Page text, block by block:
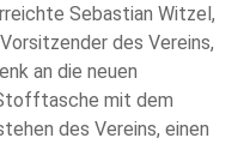
Sebastian Witzel,
des Vereins,
an die neuen
mit dem
des Vereins, einen